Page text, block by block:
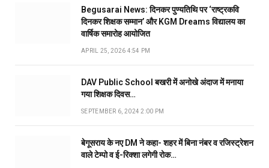
Begusarai News: दिनकर पुण्यतिथि पर ‘राष्ट्रकवि
दिनकर शिक्षक सम्मान’ और KGM Dreams विद्यालय का
वार्षिक समारोह आयोजित
APRIL 25, 2026 4:54 PM
DAV Public School बखरी में अनोखे अंदाज में मनाया
गया शिक्षक दिवस…
SEPTEMBER 6, 2024 2:00 PM
बेगूसराय के नए DM ने कहा- शहर में बिना नंबर व रजिस्ट्रेशन
वाले टेम्पो व ई-रिक्शा लगेगी रोक…